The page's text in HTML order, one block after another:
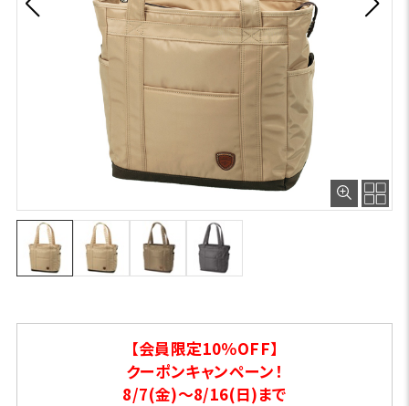
【会員限定10％OFF】
クーポンキャンペーン！
8/7(金)～8/16(日)まで